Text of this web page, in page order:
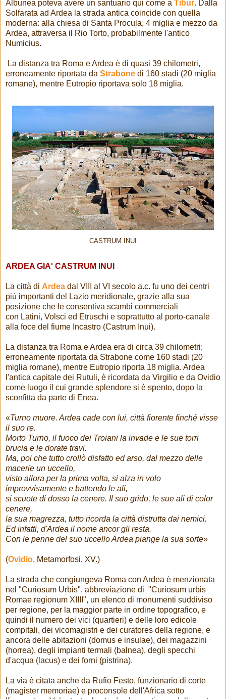
Albunea poteva avere un santuario qui come a Tibur. Dalla
Solfarata ad Ardea la strada antica coincide con quella
moderna: alla chiesa di Santa Procula, 4 miglia e mezzo da
Ardea, attraversa il Rio Torto, probabilmente l'antico
Numicius.
La distanza tra Roma e Ardea è di quasi 39 chilometri,
erroneamente riportata da Strabone di 160 stadi (20 miglia
romane), mentre Eutropio riportava solo 18 miglia.
CASTRUM INUI
ARDEA GIA' CASTRUM INUI
La città di Ardea dal VIII al VI secolo a.c. fu uno dei centri
più importanti del Lazio meridionale, grazie alla sua
posizione che le consentiva scambi commerciali
con Latini, Volsci ed Etruschi e soprattutto al porto-canale
alla foce del fiume Incastro (Castrum Inui).
La distanza tra Roma e Ardea era di circa 39 chilometri;
erroneamente riportata da Strabone come 160 stadi (20
miglia romane), mentre Eutropio riporta 18 miglia. Ardea
l'antica capitale dei Rutuli, è ricordata da Virgilio e da Ovidio
come luogo il cui grande splendore si è spento, dopo la
sconfitta da parte di Enea.
«Turno muore. Ardea cade con lui, città fiorente finché visse
il suo re.
Morto Turno, il fuoco dei Troiani la invade e le sue torri
brucia e le dorate travi.
Ma, poi che tutto crollò disfatto ed arso, dal mezzo delle
macerie un uccello,
visto allora per la prima volta, si alza in volo
improvvisamente e battendo le ali,
si scuote di dosso la cenere. Il suo grido, le sue ali di color
cenere,
la sua magrezza, tutto ricorda la città distrutta dai nemici.
Ed infatti, d'Ardea il nome ancor gli resta.
Con le penne del suo uccello Ardea piange la sua sorte»
(Ovidio, Metamorfosi, XV.)
La strada che congiungeva Roma con Ardea è menzionata
nel "Curiosum Urbis", abbreviazione di "Curiosum urbis
Romae regionum XIIII", un elenco di monumenti suddiviso
per regione, per la maggior parte in ordine topografico, e
quindi il numero dei vici (quartieri) e delle loro edicole
compitali, dei vicomagistri e dei curatores della regione, e
ancora delle abitazioni (domus e insulae), dei magazzini
(horrea), degli impianti termali (balnea), degli specchi
d'acqua (lacus) e dei forni (pistrina).
La via è citata anche da Rufio Festo, funzionario di corte
(magister memoriae) e proconsole dell'Africa sotto